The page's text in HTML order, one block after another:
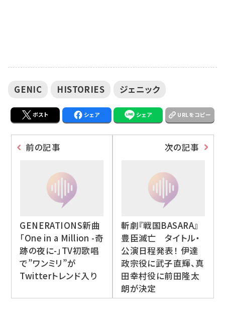
GENIC HISTORIES ジェニック
ポスト シェア シェア URLをコピー
前の記事
GENERATIONS新曲
「One in a Million -奇
跡の夜に-」TV初歌唱
で”ワンミリ”が
Twitterトレンド入り
次の記事
斬劇『戦国BASARA』
豊臣滅亡 タイトル・
公演日程発表！ 伊達
政宗役に武子直輝、真
田幸村役に前田隆太
朗が決定